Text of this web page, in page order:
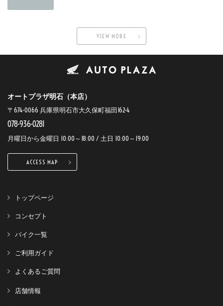
VIEW MORE
オートプラザ明石（本店）
〒674-0066 兵庫県明石市大久保町福田162-4
078-936-0281
月曜日から金曜日 10:00～18:00 / 土日 10:00～19:00
ACCESS MAP
トップページ
コンセプト
バイク一覧
ご利用ガイド
よくあるご質問
店舗情報